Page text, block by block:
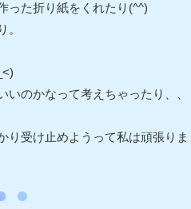
った折り紙をくれたり(^^)
。
のかなって考えちゃったり、、
受け止めようって私は頑張り